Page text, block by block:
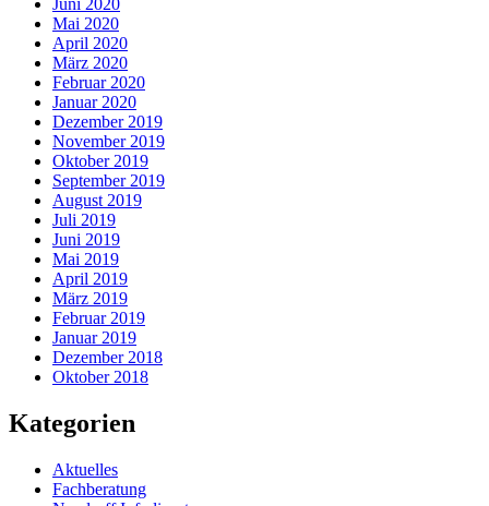
Juni 2020
Mai 2020
April 2020
März 2020
Februar 2020
Januar 2020
Dezember 2019
November 2019
Oktober 2019
September 2019
August 2019
Juli 2019
Juni 2019
Mai 2019
April 2019
März 2019
Februar 2019
Januar 2019
Dezember 2018
Oktober 2018
Kategorien
Aktuelles
Fachberatung